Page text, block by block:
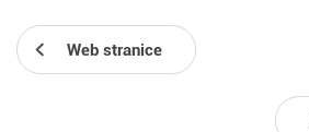
Web stranice